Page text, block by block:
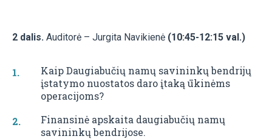
2 dalis. Auditorė – Jurgita Navikienė (10:45-12:15 val.)
Kaip Daugiabučių namų savininkų bendrijų
įstatymo nuostatos daro įtaką ūkinėms
operacijoms?
Finansinė apskaita daugiabučių namų
savininkų bendrijose.